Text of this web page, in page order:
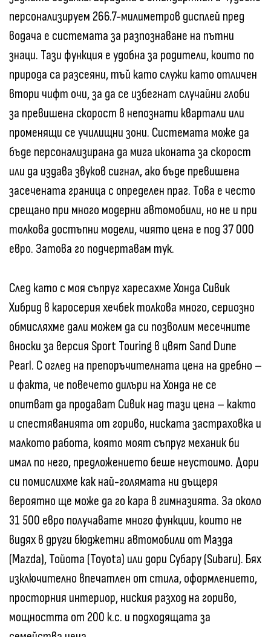
персонализируем 266.7-милиметров дисплей пред
водача е системата за разпознаване на пътни
знаци. Тази функция е удобна за родители, които по
природа са разсеяни, тъй като служи като отличен
втори чифт очи, за да се избегнат случайни глоби
за превишена скорост в непознати квартали или
променящи се училищни зони. Системата може да
бъде персонализирана да мига иконата за скорост
или да издава звуков сигнал, ако бъде превишена
засечената граница с определен праг. Това е често
срещано при много модерни автомобили, но не и при
толкова достъпни модели, чиято цена е под 37 000
евро. Затова го подчертавам тук.
След като с моя съпруг харесахме Хонда Сивик
Хибрид в каросерия хечбек толкова много, сериозно
обмисляхме дали можем да си позволим месечните
вноски за версия Sport Touring в цвят Sand Dune
Pearl. С оглед на препоръчителната цена на дребно –
и факта, че повечето дилъри на Хонда не се
опитват да продават Сивик над тази цена – както
и спестяванията от гориво, ниската застраховка и
малкото работа, която моят съпруг механик би
имал по него, предложението беше неустоимо. Дори
си помислихме как най-голямата ни дъщеря
вероятно ще може да го кара в гимназията. За около
31 500 евро получавате много функции, които не
видях в други бюджетни автомобили от Мазда
(Mazda), Тойота (Toyota) или дори Субару (Subaru). Бях
изключително впечатлен от стила, оформлението,
просторния интериор, ниския разход на гориво,
мощността от 200 к.с. и подходящата за